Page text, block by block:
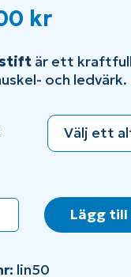
kr
stift är ett
och ledvärk.
Lägg till
lin50